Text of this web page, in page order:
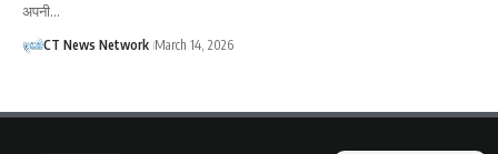
अपनी…
CT News Network March 14, 2026